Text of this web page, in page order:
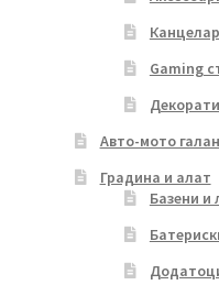
Gaming
Авто-мото
Градина и алат
Базени и